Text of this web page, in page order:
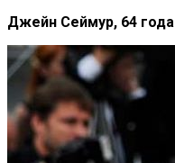
Джейн Сеймур, 64 года